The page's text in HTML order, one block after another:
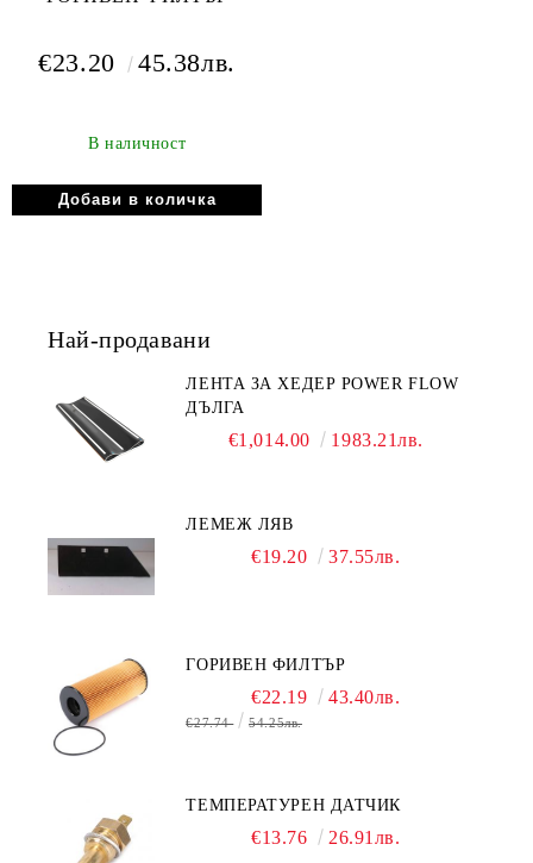
€23.20 45.38лв.
В наличност
Най-продавани
ЛЕНТА ЗА ХЕДЕР POWER FLOW
ДЪЛГА
€1,014.00 1983.21лв.
ЛЕМЕЖ ЛЯВ
€19.20 37.55лв.
ГОРИВЕН ФИЛТЪР
€22.19 43.40лв.
€27.74 54.25лв.
ТЕМПЕРАТУРЕН ДАТЧИК
€13.76 26.91лв.